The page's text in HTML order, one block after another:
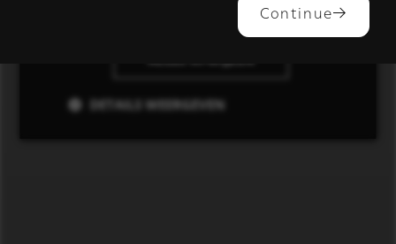
Continue
ALLES ACCEPTEREN
DETAILS WEERGEVEN